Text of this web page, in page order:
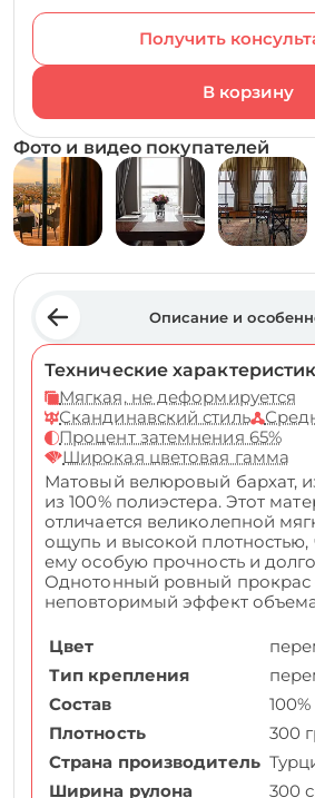
Получить
Фото и видео покупателей
Описание и
Технические
Мягкая, не деформируется
Скандинавский стиль
Процент затемнения 65%
Широкая цветовая гамма
Матовый велюровый бархат,
из 100% полиэстера. Этот
отличается великолепной
ощупь и высокой плотностью,
ему особую прочность и
Однотонный ровный прокрас
неповторимый эффект
Цвет
Тип крепления
Состав
Плотность
300
Страна производитель
Ширина рулона
300